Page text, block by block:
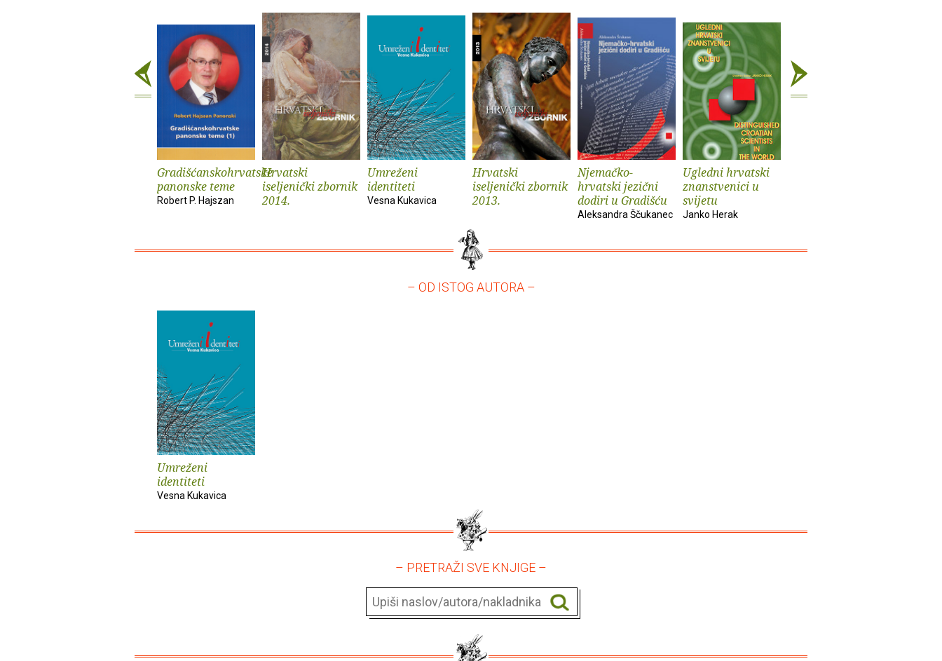
Gradišćanskohrvatske
panonske teme
Robert P. Hajszan
Hrvatski
iseljenički zbornik
2014.
Umreženi
identiteti
Vesna Kukavica
Hrvatski
iseljenički zbornik
2013.
Njemačko-
hrvatski jezični
dodiri u Gradišću
Aleksandra Ščukanec
Ugledni hrvatski
znanstvenici u
svijetu
Janko Herak
– OD ISTOG AUTORA –
Umreženi
identiteti
Vesna Kukavica
– PRETRAŽI SVE KNJIGE –